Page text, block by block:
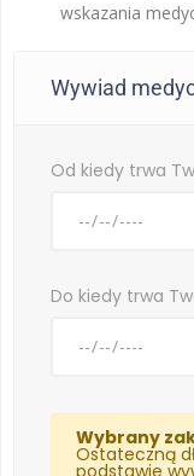
wskazania
Wywiad
Od kiedy trwa
Do kiedy trwa
Wybrany
Ostateczną